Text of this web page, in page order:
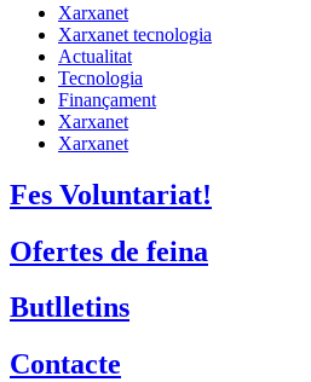
Xarxanet
Xarxanet tecnologia
Actualitat
Tecnologia
Finançament
Xarxanet
Xarxanet
Fes Voluntariat!
Ofertes de feina
Butlletins
Contacte